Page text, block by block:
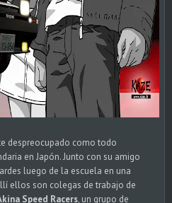
despreocupado como todo
en Japón. Junto con su amigo
luego de la escuela en una
ellos son colegas de trabajo de
Speed Racers, un grupo de